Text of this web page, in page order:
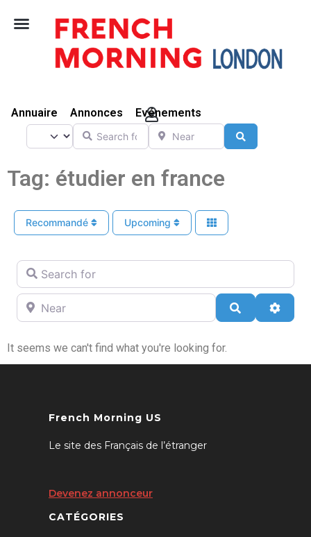
Annuaire Annonces Evénements
Select search type
Search for Near
Tag: étudier en france
Recommandé Upcoming
Search for
Near
Search
It seems we can't find what you're looking for.
French Morning US
Le site des Français de l’étranger
Devenez annonceur
CATÉGORIES